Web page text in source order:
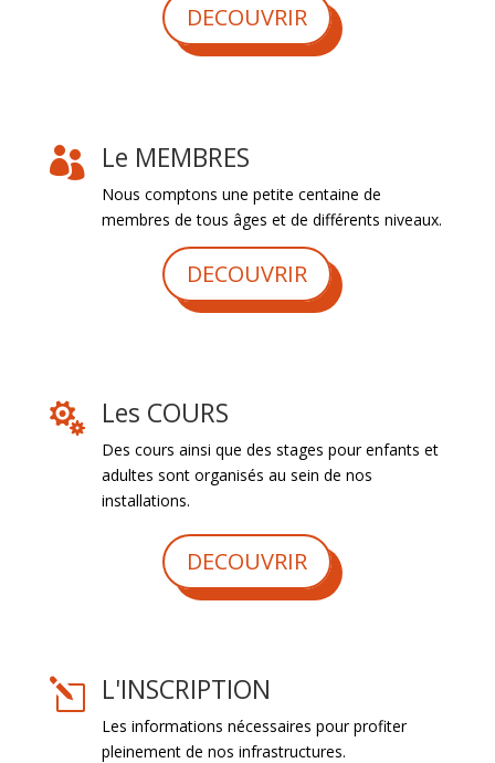
DECOUVRIR
 Le MEMBRES
Nous comptons une petite centaine de
membres de tous âges et de différents niveaux.
DECOUVRIR
 Les COURS
Des cours ainsi que des stages pour enfants et
adultes sont organisés au sein de nos
installations.
DECOUVRIR
l L'INSCRIPTION
Les informations nécessaires pour profiter
pleinement de nos infrastructures.